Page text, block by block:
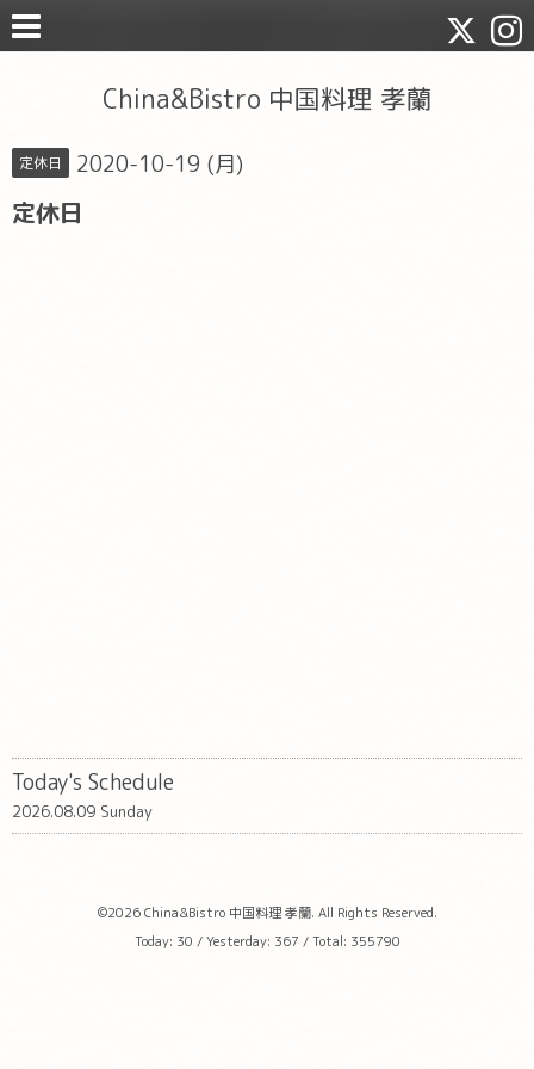
China&Bistro 中国料理 孝蘭
定休日 2020-10-19 (月)
定休日
Today's Schedule
2026.08.09 Sunday
©2026China&Bistro 中国料理 孝蘭. All Rights Reserved.
Today: 30 / Yesterday: 367 / Total: 355790